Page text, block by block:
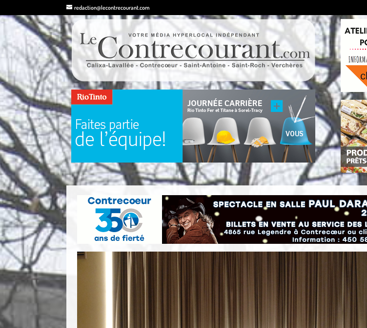
redaction@lecontrecourant.com